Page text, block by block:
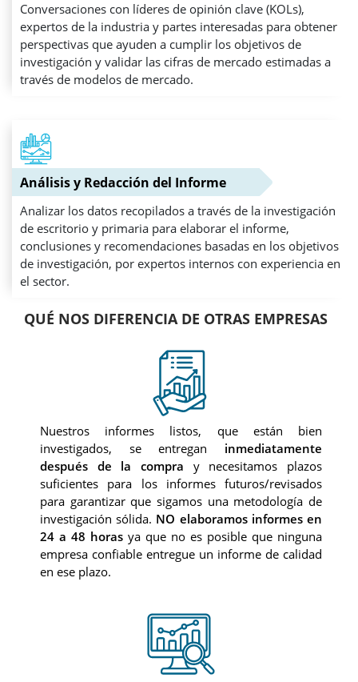
Conversaciones con líderes de opinión clave (KOLs),
expertos de la industria y partes interesadas para obtener
perspectivas que ayuden a cumplir los objetivos de
investigación y validar las cifras de mercado estimadas a
través de modelos de mercado.
Análisis y Redacción del Informe
Analizar los datos recopilados a través de la investigación
de escritorio y primaria para elaborar el informe,
conclusiones y recomendaciones basadas en los objetivos
de investigación, por expertos internos con experiencia en
el sector.
QUÉ NOS DIFERENCIA DE OTRAS EMPRESAS
Nuestros informes listos, que están bien
investigados, se entregan inmediatamente
después de la compra y necesitamos plazos
suficientes para los informes futuros/revisados
para garantizar que sigamos una metodología de
investigación sólida. NO elaboramos informes en
24 a 48 horas ya que no es posible que ninguna
empresa confiable entregue un informe de calidad
en ese plazo.